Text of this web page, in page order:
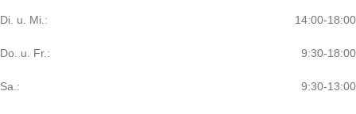
Di. u. Mi.: 14:00-18:00
Do. u. Fr.: 9:30-18:00
Sa.: 9:30-13:00